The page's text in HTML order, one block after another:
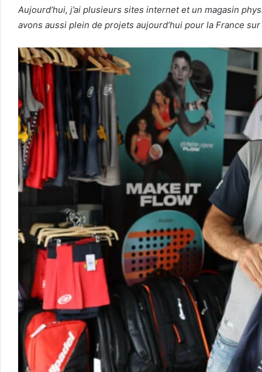
Aujourd’hui, j’ai plusieurs sites internet et un magasin
avons aussi plein de projets aujourd’hui pour la France